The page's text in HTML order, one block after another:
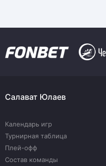
Салават Юлаев
Календарь игр
Турнирная таблица
Плей-офф
Состав команды